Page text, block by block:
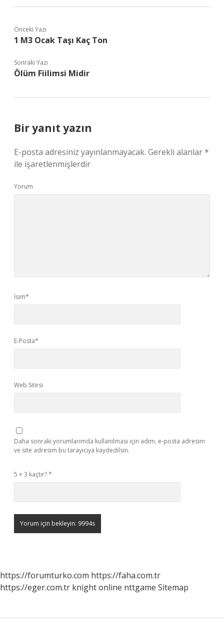
Önceki Yazı
1 M3 Ocak Taşı Kaç Ton
Sonraki Yazı
Ölüm Fiilimsi Midir
Bir yanıt yazın
E-posta adresiniz yayınlanmayacak. Gerekli alanlar*
ile işaretlenmişlerdir
Yorum
İsim*
E-Posta*
Web Sitesi
Daha sonraki yorumlarımda kullanılması için adım, e-posta adresim
ve site adresim bu tarayıcıya kaydedilsin.
5 + 3 kaçtır?*
https://forumturko.com https://faha.com.tr
https://eger.com.tr knight online nttgame Sitemap